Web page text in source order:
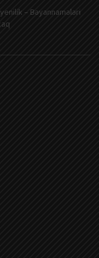
– Bəyannamələri